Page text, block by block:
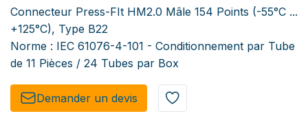
Connecteur Press-FIt HM2.0 Mâle 154 Points (-55°C ...
+125°C), Type B22
Norme : IEC 61076-4-101 - Conditionnement par Tube
de 11 Pièces / 24 Tubes par Box
Demander un de​​vis​​